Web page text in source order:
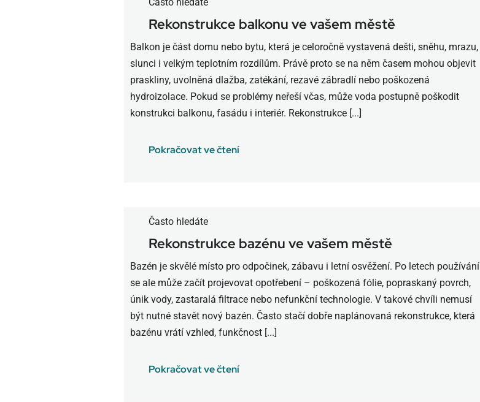
Rekonstrukce balkonu ve vašem městě
Balkon je část domu nebo bytu, která je celoročně vystavená dešti, sněhu, mrazu,
slunci i velkým teplotním rozdílům. Právě proto se na něm časem mohou objevit
praskliny, uvolněná dlažba, zatékání, rezavé zábradlí nebo poškozená
hydroizolace. Pokud se problémy neřeší včas, může voda postupně poškodit
konstrukci balkonu, fasádu i interiér. Rekonstrukce [...]
Pokračovat ve čtení
Často hledáte
Rekonstrukce bazénu ve vašem městě
Bazén je skvělé místo pro odpočinek, zábavu i letní osvěžení. Po letech používání
se ale může začít projevovat opotřebení – poškozená fólie, popraskaný povrch,
únik vody, zastaralá filtrace nebo nefunkční technologie. V takové chvíli nemusí
být nutné stavět nový bazén. Často stačí dobře naplánovaná rekonstrukce, která
bazénu vrátí vzhled, funkčnost [...]
Pokračovat ve čtení